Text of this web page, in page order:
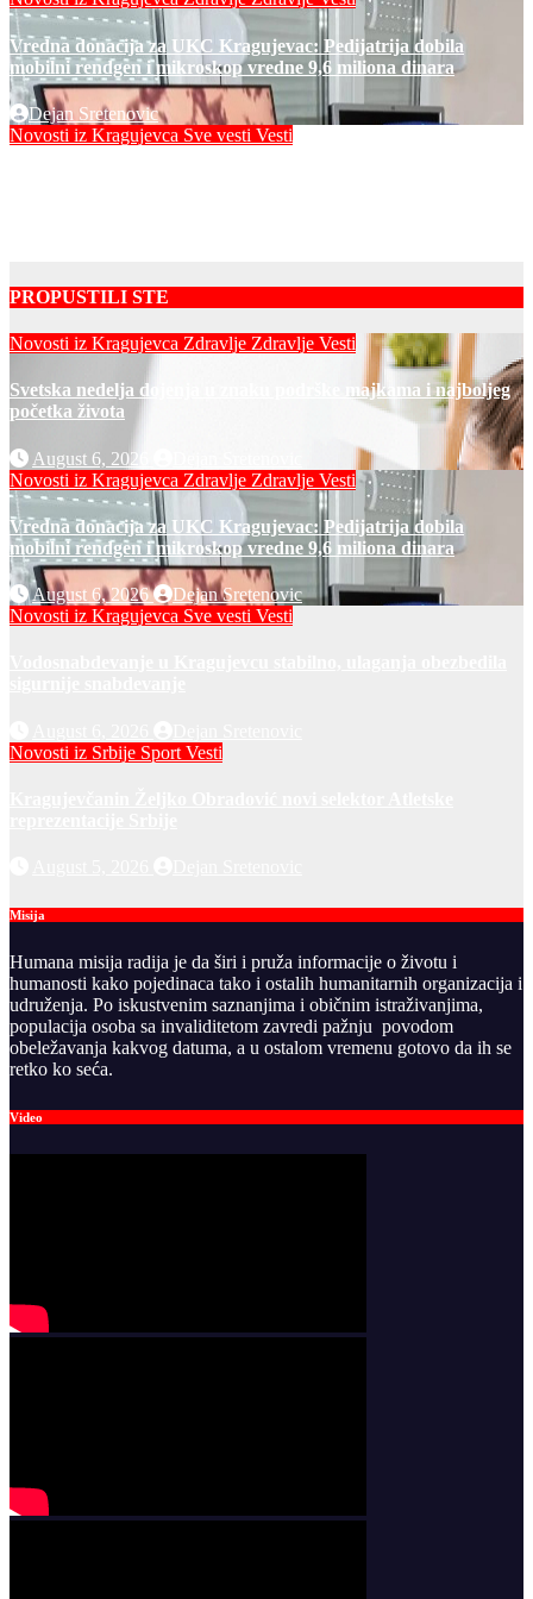
Vredna donacija za UKC Kragujevac: Pedijatrija dobila
mobilni rendgen i mikroskop vredne 9,6 miliona dinara
Dejan Sretenovic
Novosti iz Kragujevca Sve vesti Vesti
PROPUSTILI STE
Novosti iz Kragujevca Zdravlje Zdravlje Vesti
Svetska nedelja dojenja u znaku podrške majkama i najboljeg
početka života
August 6, 2026
Novosti iz Kragujevca Zdravlje Zdravlje Vesti
Vredna donacija za UKC Kragujevac: Pedijatrija dobila
mobilni rendgen i mikroskop vredne 9,6 miliona dinara
August 6, 2026
Dejan Sretenovic
Novosti iz Kragujevca Sve vesti Vesti
Novosti iz Srbije Sport Vesti
Misija
Humana misija radija je da širi i pruža informacije o životu i
humanosti kako pojedinaca tako i ostalih humanitarnih organizacija i
udruženja. Po iskustvenim saznanjima i običnim istraživanjima,
populacija osoba sa invaliditetom zavredi pažnju povodom
obeležavanja kakvog datuma, a u ostalom vremenu gotovo da ih se
retko ko seća.
Video